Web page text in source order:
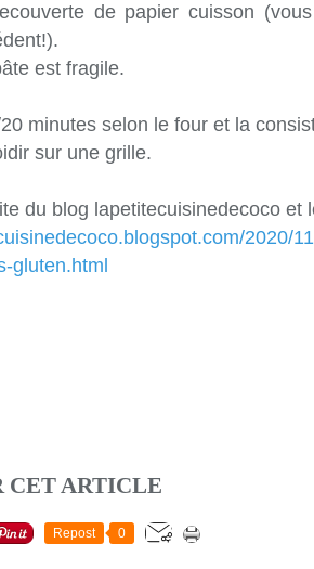
de papier cuisson
est fragile.
minutes selon le four et la
sur une grille.
du blog lapetitecuisinedecoco et
2020/
gluten.html
CET ARTICLE
Repost 0